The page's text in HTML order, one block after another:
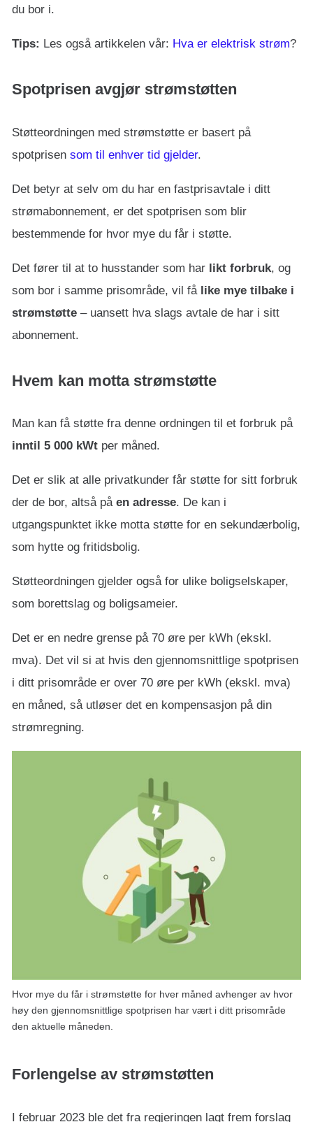
du bor i.
Tips: Les også artikkelen vår: Hva er elektrisk strøm?
Spotprisen avgjør strømstøtten
Støtteordningen med strømstøtte er basert på
spotprisen som til enhver tid gjelder.
Det betyr at selv om du har en fastprisavtale i ditt
strømabonnement, er det spotprisen som blir
bestemmende for hvor mye du får i støtte.
Det fører til at to husstander som har likt forbruk, og
som bor i samme prisområde, vil få like mye tilbake i
strømstøtte – uansett hva slags avtale de har i sitt
abonnement.
Hvem kan motta strømstøtte
Man kan få støtte fra denne ordningen til et forbruk på
inntil 5 000 kWt per måned.
Det er slik at alle privatkunder får støtte for sitt forbruk
der de bor, altså på en adresse. De kan i
utgangspunktet ikke motta støtte for en sekundærbolig,
som hytte og fritidsbolig.
Støtteordningen gjelder også for ulike boligselskaper,
som borettslag og boligsameier.
Det er en nedre grense på 70 øre per kWh (ekskl.
mva). Det vil si at hvis den gjennomsnittlige spotprisen
i ditt prisområde er over 70 øre per kWh (ekskl. mva)
en måned, så utløser det en kompensasjon på din
strømregning.
Hvor mye du får i strømstøtte for hver måned avhenger av hvor
høy den gjennomsnittlige spotprisen har vært i ditt prisområde
den aktuelle måneden.
Forlengelse av strømstøtten
I februar 2023 ble det fra regjeringen lagt frem forslag